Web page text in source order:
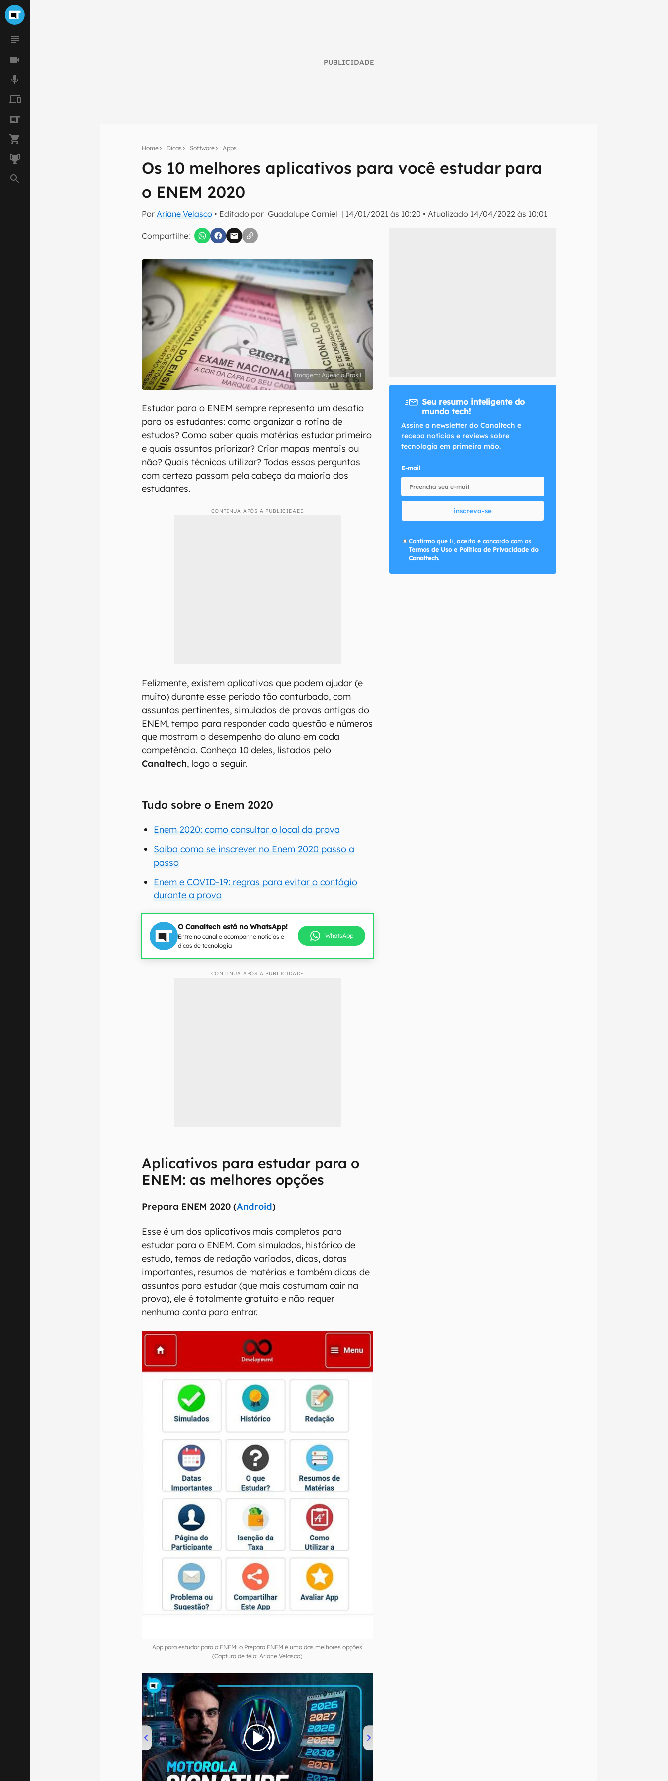
PUBLICIDADE
Home Dicas Software Apps
Os 10 melhores aplicativos para você estudar para
o ENEM 2020
PorAriane Velasco • Editado por Guadalupe Carniel | 14/01/2021 às 10:20 •Atualizado 14/04/2022 às 10:01
Compartilhe:
Seu resumo inteligente do mundo tech!
Assine a newsletter do Canaltech e receba notícias e reviews sobre tecnologia em primeira
inscreva-se
Confirmo que li, aceito e concordo com os Termos de Uso e Política de Privacidade do Canaltech.
Agência Brasil
Estudar para o ENEM sempre representa um desafio
para os estudantes: como organizar a rotina de
estudos? Como saber quais matérias estudar primeiro
e quais assuntos priorizar? Criar mapas mentais ou
não? Quais técnicas utilizar? Todas essas perguntas
com certeza passam pela cabeça da maioria dos
estudantes.
CONTINUA APÓS A PUBLICIDADE
Felizmente, existem aplicativos que podem ajudar (e
muito) durante esse período tão conturbado, com
assuntos pertinentes, simulados de provas antigas do
ENEM, tempo para responder cada questão e números
que mostram o desempenho do aluno em cada
competência. Conheça 10 deles, listados pelo
Canaltech, logo a seguir.
Tudo sobre o Enem 2020
Enem 2020: como consultar o local da prova
Saiba como se inscrever no Enem 2020 passo a
passo
Enem e COVID-19: regras para evitar o contágio
durante a prova
O Canaltech está no WhatsApp!
Entre no canal e acompanhe notícias e
dicas de tecnologia
WhatsApp
CONTINUA APÓS A PUBLICIDADE
Aplicativos para estudar para o
ENEM: as melhores opções
Prepara ENEM 2020 (Android)
Esse é um dos aplicativos mais completos para
estudar para o ENEM. Com simulados, histórico de
estudo, temas de redação variados, dicas, datas
importantes, resumos de matérias e também dicas de
assuntos para estudar (que mais costumam cair na
prova), ele é totalmente gratuito e não requer
nenhuma conta para entrar.
App para estudar para o ENEM: o Prepara ENEM é uma das melhores opções
(Captura de tela: Ariane Velasco)
Seu resumo inteligente do
mundo tech!
Assine a newsletter do Canaltech e
receba notícias e reviews sobre
tecnologia em primeira mão.
E-mail
inscreva-se
Confirmo que li, aceito e concordo com os
Termos de Uso e Política de Privacidade do
Canaltech.